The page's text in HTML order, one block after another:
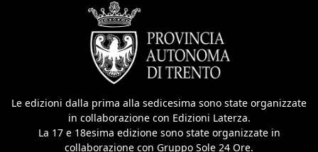
Le edizioni dalla prima alla sedicesima sono state organizzate
in collaborazione con Edizioni Laterza.
La 17 e 18esima edizione sono state organizzate in
collaborazione con Gruppo Sole 24 Ore.